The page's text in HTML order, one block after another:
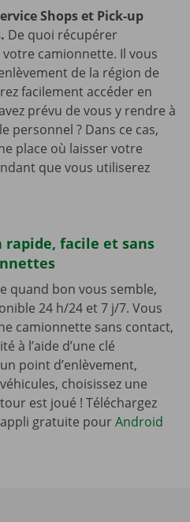
Shops et Pick-up
De quoi récupérer
camionnette. Il vous
de la région de
facilement accéder en
prévu de vous y rendre à
personnel ? Dans ce cas,
place où laisser votre
que vous utiliserez
rapide, facile et sans
quand bon vous semble,
24 h/24 et 7 j/7. Vous
camionnette sans contact,
à l’aide d’une clé
point d’enlèvement,
choisissez une
est joué ! Téléchargez
gratuite pourAndroid